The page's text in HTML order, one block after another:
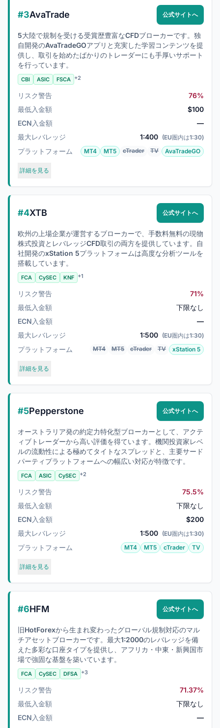
#3AvaTrade 公式サイトへ
5大陸で規制を受ける受賞歴豊富なCFDブローカーです。独
自開発のAvaTradeGOアプリと充実した学習コンテンツを提
供し、取引を始めたばかりのトレーダーにも手厚いサポート
を行っています。
CBI ASIC FSCA +2
リスク警告
76%
最低入金額
$100
ECN入金額
—
最大レバレッジ
1:400 (EU圏内は1:30)
プラットフォーム MT4 MT5 cTrader TV AvaTradeGO
詳細を見る
#4XTB 公式サイトへ
欧州の上場企業が運営するブローカーで、手数料無料の現物
株式投資とレバレッジCFD取引の両方を提供しています。自
社開発のxStation 5プラットフォームは高度な分析ツールを
搭載しています。
FCA CySEC KNF +1
リスク警告
71%
最低入金額
下限なし
ECN入金額
—
最大レバレッジ
1:500 (EU圏内は1:30)
プラットフォーム MT4 MT5 cTrader TV xStation 5
詳細を見る
#5Pepperstone 公式サイトへ
オーストラリア発の約定力特化型ブローカーとして、アクテ
ィブトレーダーから高い評価を得ています。機関投資家レベ
ルの流動性による極めてタイトなスプレッドと、主要サード
パーティプラットフォームへの幅広い対応が特徴です。
FCA ASIC CySEC +2
リスク警告
75.5%
最低入金額
下限なし
ECN入金額
$200
最大レバレッジ
1:500 (EU圏内は1:30)
プラットフォーム MT4 MT5 cTrader TV
詳細を見る
#6HFM 公式サイトへ
旧HotForexから生まれ変わったグローバル規制対応のマル
チアセットブローカーです。最大1:2000のレバレッジを備
えた多彩な口座タイプを提供し、アフリカ・中東・新興国市
場で強固な基盤を築いています。
FCA CySEC DFSA +3
リスク警告
71.37%
最低入金額
下限なし
ECN入金額
—